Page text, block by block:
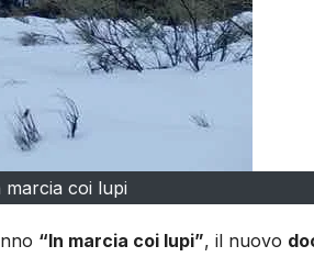
marcia coi lupi
“In marcia coi lupi”, il nuovo